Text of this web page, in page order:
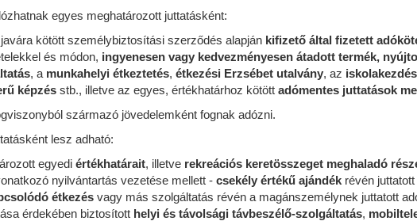
egyes meghatározott juttatásként:
kötött személybiztosítási szerződés alapján kifizető által fizetett
és módon, ingyenesen vagy kedvezményesen átadott termék,
, a munkahelyi étkeztetés, étkezési Erzsébet utalvány, az
képzés stb., illetve az egyes, értékhatárhoz kötött adómentes juttatások
származó jövedelemként fognak adózni.
lesz adható:
egyedi értékhatárait, illetve rekreációs keretösszeget meghaladó
nyilvántartás vezetése mellett - csekély értékű ajándék révén
étkezés vagy más szolgáltatás révén a magánszemélynek juttatott
érdekében biztosított helyi és távolsági távbeszélő-szolgáltatás,